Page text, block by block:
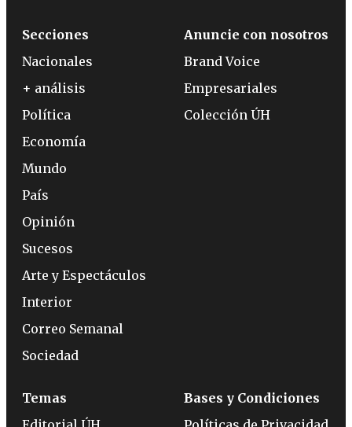
Secciones
Nacionales
+ análisis
Política
Economía
Mundo
País
Opinión
Sucesos
Arte y Espectáculos
Interior
Correo Semanal
Sociedad
Anuncie con nosotros
Brand Voice
Empresariales
Colección ÚH
Temas
Bases y Condiciones